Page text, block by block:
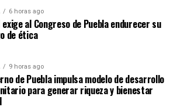
6 horas ago
exige al Congreso de Puebla endurecer su
de ética
9 horas ago
de Puebla impulsa modelo de desarrollo
para generar riqueza y bienestar